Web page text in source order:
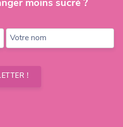
moins sucré ?
Votre nom
!